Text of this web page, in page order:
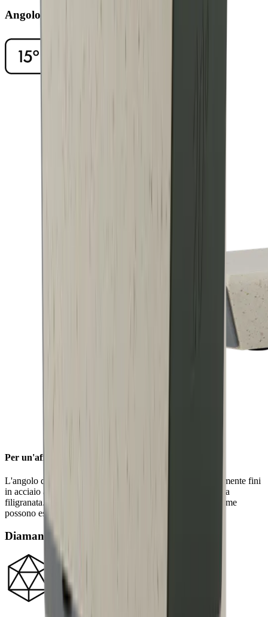
Angolo di affilatura di 15°
Per un'affilatura filigranata
L'angolo di affilatura di 15° conferisce alle lame particolarmente fini
in acciaio al carbonio o Damasco di alta qualità un'affilatura
filigranata. Grazie all'elevata durezza dell'acciaio, queste lame
possono essere affilate in modo particolarmente fine.
Diamanti a blocco